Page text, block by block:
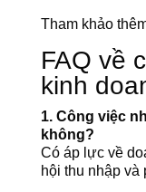
Tham khảo
FAQ về
kinh
1. Công việc
không?
Có áp lực về
hội thu nhập và